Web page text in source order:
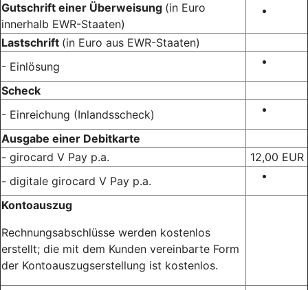
Gutschrift einer Überweisung (in Euro
innerhalb EWR-Staaten)
Lastschrift (in Euro aus EWR-Staaten)
- Einlösung
Scheck
- Einreichung (Inlandsscheck)
Ausgabe einer Debitkarte
- girocard V Pay p.a.
12,00 EUR
- digitale girocard V Pay p.a.
Kontoauszug
Rechnungsabschlüsse werden kostenlos
erstellt; die mit dem Kunden vereinbarte Form
der Kontoauszugserstellung ist kostenlos.